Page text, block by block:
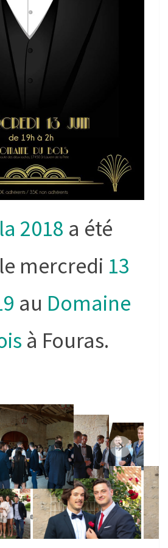
2018 a été
mercredi 13
au Domaine
à Fouras.
‹ 2 de11 › »